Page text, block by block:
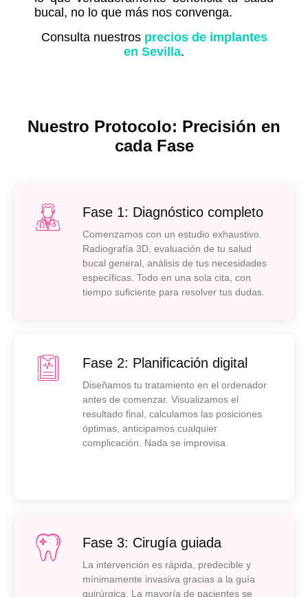
bucal, no lo que más nos convenga.
Consulta nuestros precios de implantes
en Sevilla.
Nuestro Protocolo: Precisión en
cada Fase
Fase 1: Diagnóstico completo
Comenzamos con un estudio exhaustivo.
Radiografía 3D, evaluación de tu salud
bucal general, análisis de tus necesidades
específicas. Todo en una sola cita, con
tiempo suficiente para resolver tus dudas.
Fase 2: Planificación digital
Diseñamos tu tratamiento en el ordenador
antes de comenzar. Visualizamos el
resultado final, calculamos las posiciones
óptimas, anticipamos cualquier
complicación. Nada se improvisa.
Fase 3: Cirugía guiada
La intervención es rápida, predecible y
mínimamente invasiva gracias a la guía
quirúrgica. La mayoría de pacientes se